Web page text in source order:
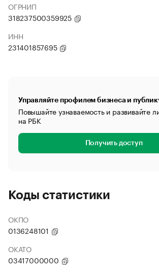
ОГРНИП
318237500359925
ИНН
231401857695
Управляйте профилем бизнеса и
Повышайте узнаваемость и развивайте
на РБК
Получить доступ
Коды статистики
ОКПО
0136248101
ОКАТО
03417000000